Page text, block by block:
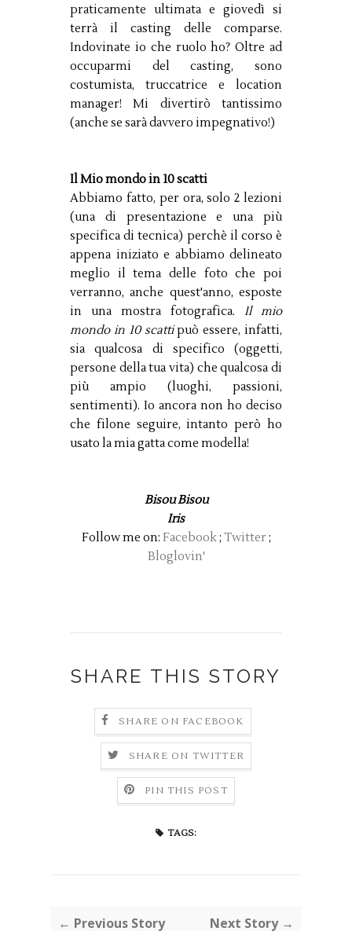
praticamente ultimata e giovedì si
terrà il casting delle comparse.
Indovinate io che ruolo ho? Oltre ad
occuparmi del casting, sono
costumista, truccatrice e location
manager! Mi divertirò tantissimo
(anche se sarà davvero impegnativo!)
Il Mio mondo in 10 scatti
Abbiamo fatto, per ora, solo 2 lezioni
(una di presentazione e una più
specifica di tecnica) perchè il corso è
appena iniziato e abbiamo delineato
meglio il tema delle foto che poi
verranno, anche quest'anno, esposte
in una mostra fotografica. Il mio
mondo in 10 scattipuò essere, infatti,
sia qualcosa di specifico (oggetti,
persone della tua vita) che qualcosa di
più ampio (luoghi, passioni,
sentimenti). Io ancora non ho deciso
che filone seguire, intanto però ho
usato la mia gatta come modella!
Bisou Bisou
Iris
Follow me on: Facebook; Twitter;
Bloglovin'
SHARE THIS STORY
SHARE ON FACEBOOK
SHARE ON TWITTER
PIN THIS POST
TAGS:
← Previous Story Next Story →